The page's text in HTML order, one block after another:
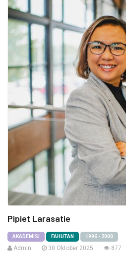
Pipiet Larasatie
AKADEMISI FAHUTAN 1996 - 2000
Admin 30 Oktober 2025 877